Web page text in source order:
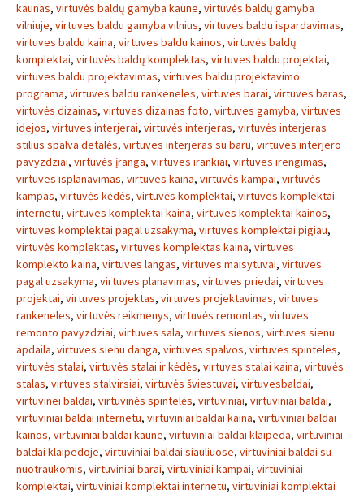
kaunas, virtuvės baldų gamyba kaune, virtuvės baldų gamyba
vilniuje, virtuves baldu gamyba vilnius, virtuves baldu ispardavimas,
virtuves baldu kaina, virtuves baldu kainos, virtuvės baldų
komplektai, virtuvės baldų komplektas, virtuves baldu projektai,
virtuves baldu projektavimas, virtuves baldu projektavimo
programa, virtuves baldu rankeneles, virtuves barai, virtuves baras,
virtuvės dizainas, virtuves dizainas foto, virtuves gamyba, virtuves
idejos, virtuves interjerai, virtuvės interjeras, virtuvės interjeras
stilius spalva detalės, virtuves interjeras su baru, virtuves interjero
pavyzdziai, virtuvės įranga, virtuves irankiai, virtuves irengimas,
virtuves isplanavimas, virtuves kaina, virtuvės kampai, virtuvės
kampas, virtuvės kėdės, virtuvės komplektai, virtuves komplektai
internetu, virtuves komplektai kaina, virtuves komplektai kainos,
virtuves komplektai pagal uzsakyma, virtuves komplektai pigiau,
virtuvės komplektas, virtuves komplektas kaina, virtuves
komplekto kaina, virtuves langas, virtuves maisytuvai, virtuves
pagal uzsakyma, virtuves planavimas, virtuves priedai, virtuves
projektai, virtuves projektas, virtuves projektavimas, virtuves
rankeneles, virtuvės reikmenys, virtuvės remontas, virtuves
remonto pavyzdziai, virtuves sala, virtuves sienos, virtuves sienu
apdaila, virtuves sienu danga, virtuves spalvos, virtuves spinteles,
virtuvės stalai, virtuvės stalai ir kėdės, virtuves stalai kaina, virtuvės
stalas, virtuves stalvirsiai, virtuvės šviestuvai, virtuvesbaldai,
virtuvinei baldai, virtuvinės spintelės, virtuviniai, virtuviniai baldai,
virtuviniai baldai internetu, virtuviniai baldai kaina, virtuviniai baldai
kainos, virtuviniai baldai kaune, virtuviniai baldai klaipeda, virtuviniai
baldai klaipedoje, virtuviniai baldai siauliuose, virtuviniai baldai su
nuotraukomis, virtuviniai barai, virtuviniai kampai, virtuviniai
komplektai, virtuviniai komplektai internetu, virtuviniai komplektai